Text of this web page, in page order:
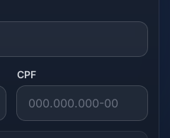
CPF